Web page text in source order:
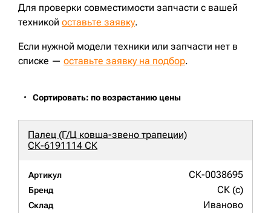
Для проверки совместимости запчасти с вашей
техникой оставьте заявку.
Если нужной модели техники или запчасти нет в
списке — оставьте заявку на подбор.
Сортировать: по возрастанию цены
Палец (Г/Ц ковша-звено трапеции)
СК-6191114 СК
Артикул СК-0038695
Бренд СК (c)
Склад Иваново